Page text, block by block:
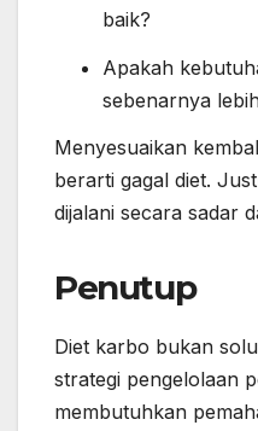
baik?
Apakah
sebenarnya
Menyesuaikan
berarti gagal diet.
dijalani secara sadar
Penutup
Diet karbo bukan
strategi pengelolaan
membutuhkan